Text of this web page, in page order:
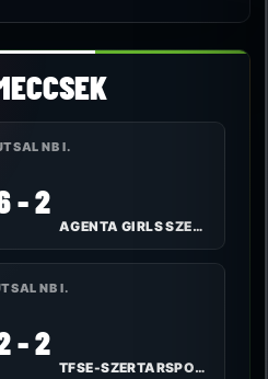
NB I.
- 2
AGENTA GIRLS SZEKSZÁRD FC
NB I.
- 2
TFSE-SZERTARSPORT.HU